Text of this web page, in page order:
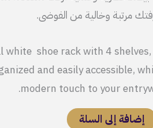
EGP5,000.
EGP3,999.مرتبة وخالية من الفوضى.
white shoe rack with 4
and easily accessible,
modern touch to your
إضافة إلى السلة